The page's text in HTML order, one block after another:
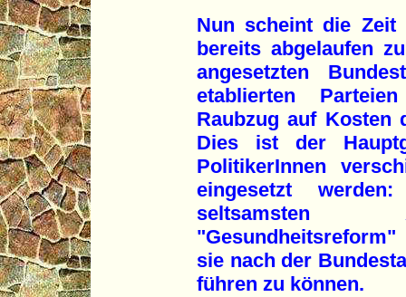
Nun scheint die Zeit
bereits abgelaufen
angesetzten
etablierten
Raubzug auf Kosten
Dies ist der
PolitikerInnen
eingesetzt
seltsamsten
sie nach der
führen zu können.